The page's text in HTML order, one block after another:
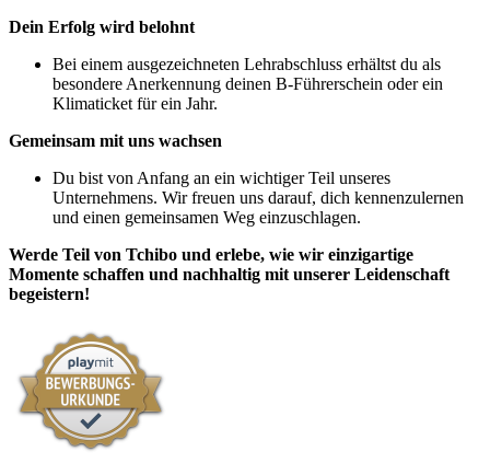
Dein Erfolg wird belohnt
Bei einem ausgezeichneten Lehrabschluss erhältst du als
besondere Anerkennung deinen B-Führerschein oder ein
Klimaticket für ein Jahr.
Gemeinsam mit uns wachsen
Du bist von Anfang an ein wichtiger Teil unseres
Unternehmens. Wir freuen uns darauf, dich kennenzulernen
und einen gemeinsamen Weg einzuschlagen.
Werde Teil von Tchibo und erlebe, wie wir einzigartige
Momente schaffen und nachhaltig mit unserer Leidenschaft
begeistern!